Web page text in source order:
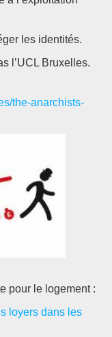
les identités.
l’UCL Bruxelles.
the-anarchists-
pour le logement :
loyers dans les